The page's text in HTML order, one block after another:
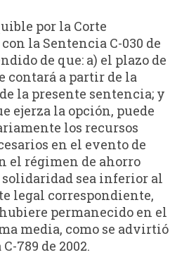
por la Corte
la Sentencia C-030 de
de que: a) el plazo de
contará a partir de la
la presente sentencia; y
ejerza la opción, puede
los recursos
en el evento de
el régimen de ahorro
sea inferior al
legal correspondiente,
permanecido en el
media, como se advirtió
789 de 2002.